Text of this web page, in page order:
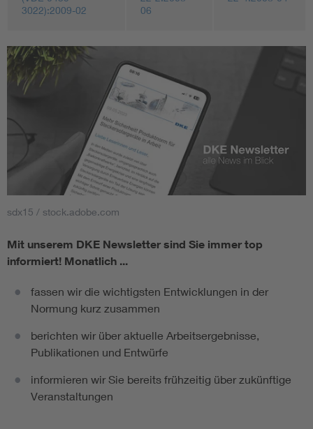
3022):2009-02
06
sdx15 / stock.adobe.com
Mit unserem DKE Newsletter sind Sie immer top
informiert! Monatlich ...
fassen wir die wichtigsten Entwicklungen in der
Normung kurz zusammen
berichten wir über aktuelle Arbeitsergebnisse,
Publikationen und Entwürfe
informieren wir Sie bereits frühzeitig über zukünftige
Veranstaltungen